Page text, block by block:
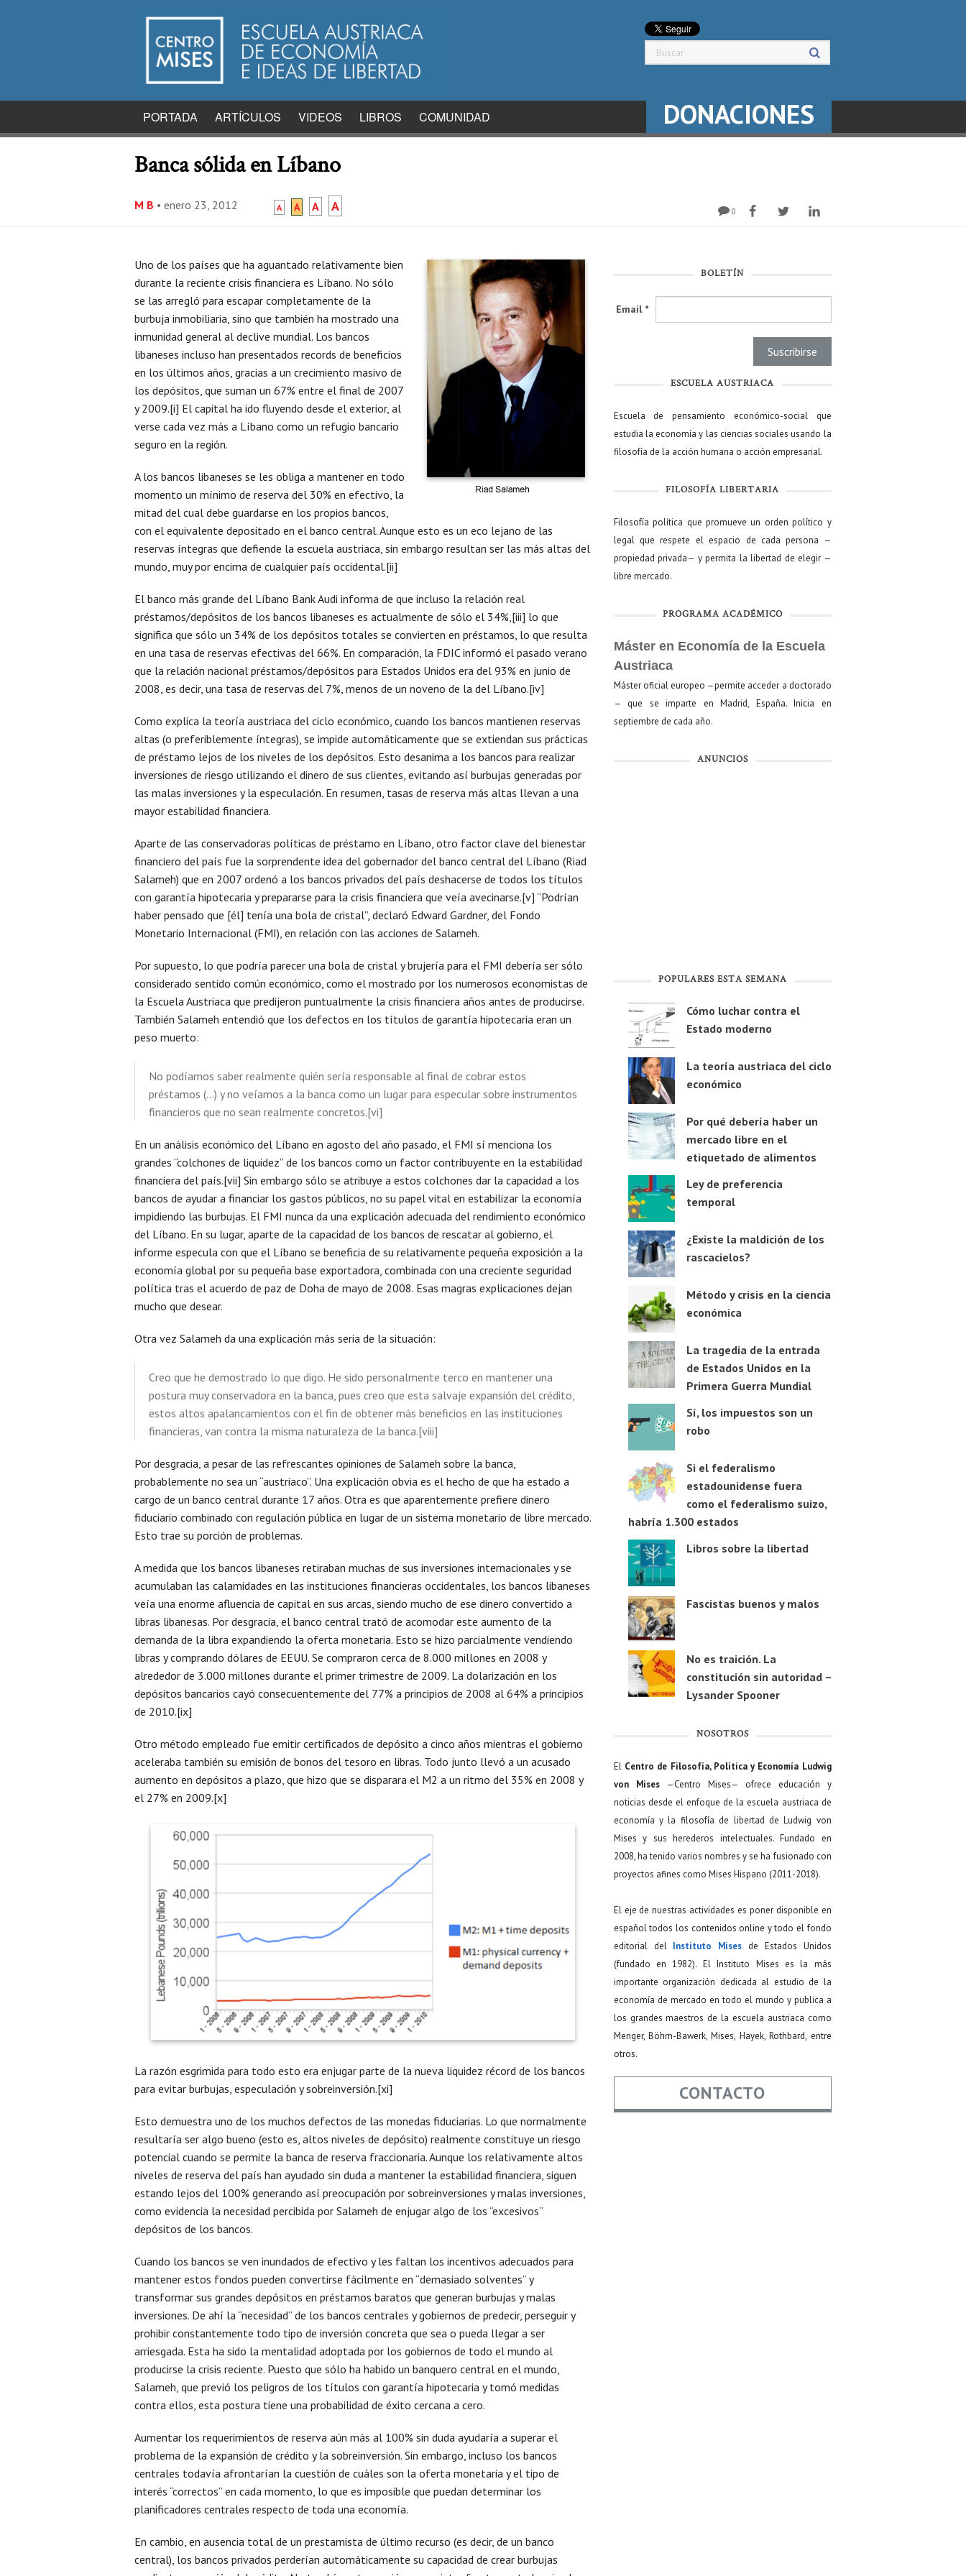
PORTADA ARTÍCULOS VIDEOS LIBROS COMUNIDAD DONACIONES
Banca sólida en Líbano
M B • enero 23, 2012 A A A A 0
Uno de los países que ha aguantado relativamente bien
durante la reciente crisis financiera es Líbano. No sólo
se las arregló para escapar completamente de la
burbuja inmobiliaria, sino que también ha mostrado una
inmunidad general al declive mundial. Los bancos
libaneses incluso han presentados records de beneficios
en los últimos años, gracias a un crecimiento masivo de
los depósitos, que suman un 67% entre el final de 2007
y 2009.[i] El capital ha ido fluyendo desde el exterior, al
verse cada vez más a Líbano como un refugio bancario
seguro en la región.
A los bancos libaneses se les obliga a mantener en todo
momento un mínimo de reserva del 30% en efectivo, la
mitad del cual debe guardarse en los propios bancos,
con el equivalente depositado en el banco central. Aunque esto es un eco lejano de las
reservas íntegras que defiende la escuela austriaca, sin embargo resultan ser las más altas del
mundo, muy por encima de cualquier país occidental.[ii]
El banco más grande del Líbano Bank Audi informa de que incluso la relación real
préstamos/depósitos de los bancos libaneses es actualmente de sólo el 34%,[iii] lo que
significa que sólo un 34% de los depósitos totales se convierten en préstamos, lo que resulta
en una tasa de reservas efectivas del 66%. En comparación, la FDIC informó el pasado verano
que la relación nacional préstamos/depósitos para Estados Unidos era del 93% en junio de
2008, es decir, una tasa de reservas del 7%, menos de un noveno de la del Líbano.[iv]
Como explica la teoría austriaca del ciclo económico, cuando los bancos mantienen reservas
altas (o preferiblemente íntegras), se impide automáticamente que se extiendan sus prácticas
de préstamo lejos de los niveles de los depósitos. Esto desanima a los bancos para realizar
inversiones de riesgo utilizando el dinero de sus clientes, evitando así burbujas generadas por
las malas inversiones y la especulación. En resumen, tasas de reserva más altas llevan a una
mayor estabilidad financiera.
Aparte de las conservadoras políticas de préstamo en Líbano, otro factor clave del bienestar
financiero del país fue la sorprendente idea del gobernador del banco central del Líbano (Riad
Salameh) que en 2007 ordenó a los bancos privados del país deshacerse de todos los títulos
con garantía hipotecaria y prepararse para la crisis financiera que veía avecinarse.[v] “Podrían
haber pensado que [él] tenía una bola de cristal”, declaró Edward Gardner, del Fondo
Monetario Internacional (FMI), en relación con las acciones de Salameh.
Por supuesto, lo que podría parecer una bola de cristal y brujería para el FMI debería ser sólo
considerado sentido común económico, como el mostrado por los numerosos economistas de
la Escuela Austriaca que predijeron puntualmente la crisis financiera años antes de producirse.
También Salameh entendió que los defectos en los títulos de garantía hipotecaria eran un
peso muerto:
No podíamos saber realmente quién sería responsable al final de cobrar estos
préstamos (…) y no veíamos a la banca como un lugar para especular sobre instrumentos
financieros que no sean realmente concretos.[vi]
En un análisis económico del Líbano en agosto del año pasado, el FMI sí menciona los
grandes “colchones de liquidez” de los bancos como un factor contribuyente en la estabilidad
financiera del país.[vii] Sin embargo sólo se atribuye a estos colchones dar la capacidad a los
bancos de ayudar a financiar los gastos públicos, no su papel vital en estabilizar la economía
impidiendo las burbujas. El FMI nunca da una explicación adecuada del rendimiento económico
del Líbano. En su lugar, aparte de la capacidad de los bancos de rescatar al gobierno, el
informe especula con que el Líbano se beneficia de su relativamente pequeña exposición a la
economía global por su pequeña base exportadora, combinada con una creciente seguridad
política tras el acuerdo de paz de Doha de mayo de 2008. Esas magras explicaciones dejan
mucho que desear.
Otra vez Salameh da una explicación más seria de la situación:
Creo que he demostrado lo que digo. He sido personalmente terco en mantener una
postura muy conservadora en la banca, pues creo que esta salvaje expansión del crédito,
estos altos apalancamientos con el fin de obtener más beneficios en las instituciones
financieras, van contra la misma naturaleza de la banca.[viii]
Por desgracia, a pesar de las refrescantes opiniones de Salameh sobre la banca,
probablemente no sea un “austriaco”. Una explicación obvia es el hecho de que ha estado a
cargo de un banco central durante 17 años. Otra es que aparentemente prefiere dinero
fiduciario combinado con regulación pública en lugar de un sistema monetario de libre mercado.
Esto trae su porción de problemas.
A medida que los bancos libaneses retiraban muchas de sus inversiones internacionales y se
acumulaban las calamidades en las instituciones financieras occidentales, los bancos libaneses
veía una enorme afluencia de capital en sus arcas, siendo mucho de ese dinero convertido a
libras libanesas. Por desgracia, el banco central trató de acomodar este aumento de la
demanda de la libra expandiendo la oferta monetaria. Esto se hizo parcialmente vendiendo
libras y comprando dólares de EEUU. Se compraron cerca de 8.000 millones en 2008 y
alrededor de 3.000 millones durante el primer trimestre de 2009. La dolarización en los
depósitos bancarios cayó consecuentemente del 77% a principios de 2008 al 64% a principios
de 2010.[ix]
Otro método empleado fue emitir certificados de depósito a cinco años mientras el gobierno
aceleraba también su emisión de bonos del tesoro en libras. Todo junto llevó a un acusado
aumento en depósitos a plazo, que hizo que se disparara el M2 a un ritmo del 35% en 2008 y
el 27% en 2009.[x]
La razón esgrimida para todo esto era enjugar parte de la nueva liquidez récord de los bancos
para evitar burbujas, especulación y sobreinversión.[xi]
Esto demuestra uno de los muchos defectos de las monedas fiduciarias. Lo que normalmente
resultaría ser algo bueno (esto es, altos niveles de depósito) realmente constituye un riesgo
potencial cuando se permite la banca de reserva fraccionaria. Aunque los relativamente altos
niveles de reserva del país han ayudado sin duda a mantener la estabilidad financiera, siguen
estando lejos del 100% generando así preocupación por sobreinversiones y malas inversiones,
como evidencia la necesidad percibida por Salameh de enjugar algo de los “excesivos”
depósitos de los bancos.
Cuando los bancos se ven inundados de efectivo y les faltan los incentivos adecuados para
mantener estos fondos pueden convertirse fácilmente en “demasiado solventes” y
transformar sus grandes depósitos en préstamos baratos que generan burbujas y malas
inversiones. De ahí la “necesidad” de los bancos centrales y gobiernos de predecir, perseguir y
prohibir constantemente todo tipo de inversión concreta que sea o pueda llegar a ser
arriesgada. Esta ha sido la mentalidad adoptada por los gobiernos de todo el mundo al
producirse la crisis reciente. Puesto que sólo ha habido un banquero central en el mundo,
Salameh, que previó los peligros de los títulos con garantía hipotecaria y tomó medidas
contra ellos, esta postura tiene una probabilidad de éxito cercana a cero.
Aumentar los requerimientos de reserva aún más al 100% sin duda ayudaría a superar el
problema de la expansión de crédito y la sobreinversión. Sin embargo, incluso los bancos
centrales todavía afrontarían la cuestión de cuáles son la oferta monetaria y el tipo de
interés “correctos” en cada momento, lo que es imposible que puedan determinar los
planificadores centrales respecto de toda una economía.
En cambio, en ausencia total de un prestamista de último recurso (es decir, de un banco
central), los bancos privados perderían automáticamente su capacidad de crear burbujas
BOLETÍN
Email *
ESCUELA AUSTRIACA
Escuela de pensamiento económico-social que
estudia la economía y las ciencias sociales usando la
filosofía de la acción humana o acción empresarial.
FILOSOFÍA LIBERTARIA
Filosofía política que promueve un orden político y
legal que respete el espacio de cada persona —
propiedad privada— y permita la libertad de elegir —
libre mercado.
PROGRAMA ACADÉMICO
Máster en Economía de la Escuela
Austriaca
Máster oficial europeo —permite acceder a doctorado
— que se imparte en Madrid, España. Inicia en
septiembre de cada año.
ANUNCIOS
POPULARES ESTA SEMANA
Cómo luchar contra el
Estado moderno
La teoría austriaca del ciclo
económico
Por qué debería haber un
mercado libre en el
etiquetado de alimentos
Ley de preferencia
temporal
¿Existe la maldición de los
rascacielos?
Método y crisis en la ciencia
económica
La tragedia de la entrada
de Estados Unidos en la
Primera Guerra Mundial
Sí, los impuestos son un
robo
Si el federalismo
estadounidense fuera
como el federalismo suizo,
habría 1.300 estados
Libros sobre la libertad
Fascistas buenos y malos
No es traición. La
constitución sin autoridad –
Lysander Spooner
NOSOTROS
El Centro de Filosofía, Política y Economía Ludwig
von Mises—Centro Mises— ofrece educación y
noticias desde el enfoque de la escuela austriaca de
economía y la filosofía de libertad de Ludwig von
Mises y sus herederos intelectuales. Fundado en
2008, ha tenido varios nombres y se ha fusionado con
proyectos afines como Mises Hispano (2011-2018).
El eje de nuestras actividades es poner disponible en
español todos los contenidos online y todo el fondo
editorial del Instituto Mises de Estados Unidos
(fundado en 1982). El Instituto Mises es la más
importante organización dedicada al estudio de la
economía de mercado en todo el mundo y publica a
los grandes maestros de la escuela austriaca como
Menger, Böhm-Bawerk, Mises, Hayek, Rothbard, entre
otros.
CONTACTO